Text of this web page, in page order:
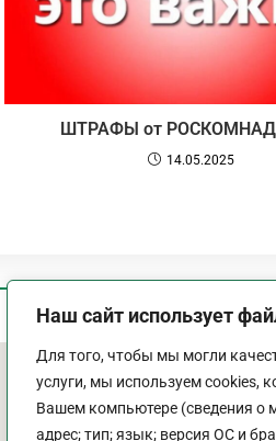
Наш сайт использует
Для того, чтобы мы могли
услуги, мы используем cookies,
Вашем компьютере (сведения о
адрес; тип; язык; версия ОС и
ШТРАФЫ от
14.05.2025
График